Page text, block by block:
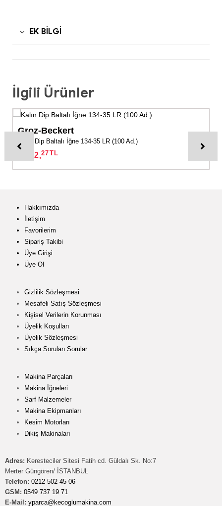
EK BILGI
İlgili Ürünler
Groz-Beckert
Kalın Dip Baltalı İğne 134-35 LR (100 Ad.)
1.572,27TL
Hakkımızda
İletişim
Favorilerim
Sipariş Takibi
Üye Girişi
Üye Ol
Gizlilik Sözleşmesi
Mesafeli Satış Sözleşmesi
Kişisel Verilerin Korunması
Üyelik Koşulları
Üyelik Sözleşmesi
Sıkça Sorulan Sorular
Makina Parçaları
Makina İğneleri
Sarf Malzemeler
Makina Ekipmanları
Kesim Motorları
Dikiş Makinaları
Adres: Keresteciler Sitesi Fatih cd. Güldalı Sk. No:7
Merter Güngören/ İSTANBUL
Telefon: 0212 502 45 06
GSM: 0549 737 19 71
E-Mail: yparca@kecoglumakina.com